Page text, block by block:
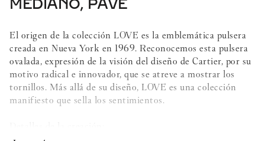
MEDIANO, PAVÉ
El origen de la colección LOVE es la emblemática pulsera
creada en Nueva York en 1969. Reconocemos esta pulsera
ovalada, expresión de la visión del diseño de Cartier, por su
motivo radical e innovador, que se atreve a mostrar los
tornillos. Más allá de su diseño, LOVE es una colección
manifiesto que sella los sentimientos.